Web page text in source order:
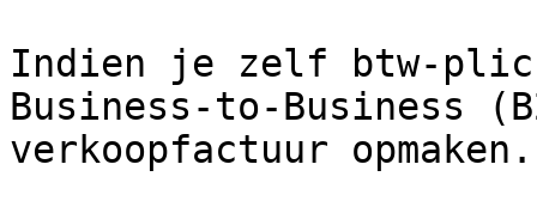
Indien je zelf btw-
Business-to-Business
verkoopfactuur opmaken.